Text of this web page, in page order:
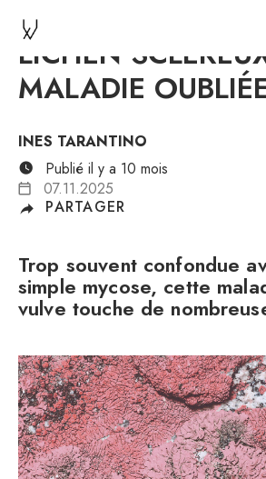
LICHEN
MALADIE
INES TARANTINO
Publié il y a 10 mois
07.11.2025
PARTAGER
Trop souvent confondue
simple mycose, cette
vulve touche de